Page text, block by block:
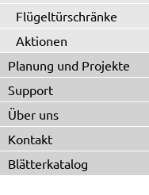
Flügeltürschränke
Aktionen
Planung und Projekte
Support
Über uns
Kontakt
Blätterkatalog